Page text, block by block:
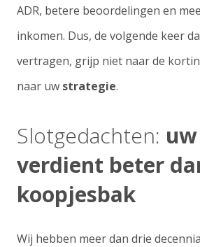
ADR, betere beoordelingen en
inkomen. Dus, de volgende keer
vertragen, grijp niet naar de
naar uw strategie.
Slotgedachten:
verdient beter
koopjesbak
Wij hebben meer dan drie